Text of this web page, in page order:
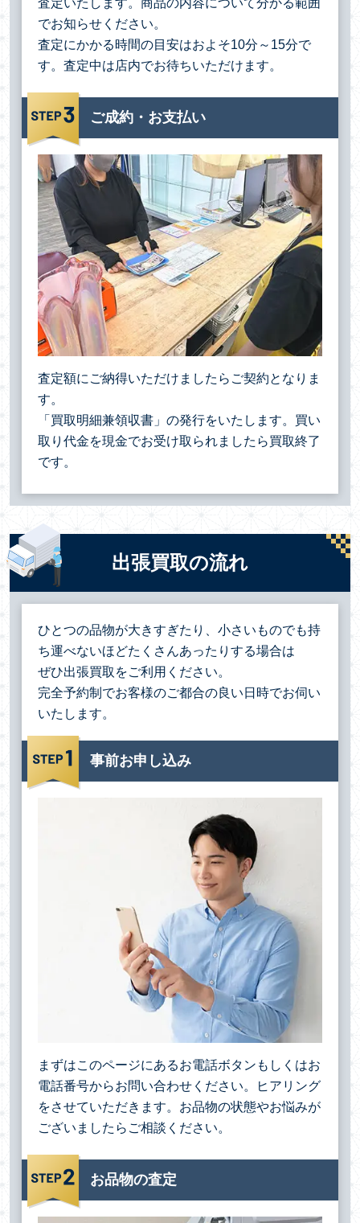
でお知らせください。
査定にかかる時間の目安はおよそ10分～15分で
す。査定中は店内でお待ちいただけます。
ご成約・お支払い
査定額にご納得いただけましたらご契約となりま
す。
「買取明細兼領収書」の発行をいたします。買い
取り代金を現金でお受け取られましたら買取終了
です。
出張買取の流れ
ひとつの品物が大きすぎたり、小さいものでも持
ち運べないほどたくさんあったりする場合は
ぜひ出張買取をご利用ください。
完全予約制でお客様のご都合の良い日時でお伺い
いたします。
事前お申し込み
まずはこのページにあるお電話ボタンもしくはお
電話番号からお問い合わせください。ヒアリング
をさせていただきます。お品物の状態やお悩みが
ございましたらご相談ください。
お品物の査定